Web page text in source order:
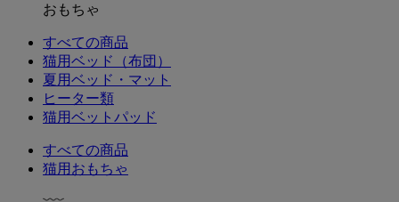
おもちゃ
すべての商品
猫用ベッド（布団）
夏用ベッド・マット
ヒーター類
猫用ベットパッド
すべての商品
猫用おもちゃ